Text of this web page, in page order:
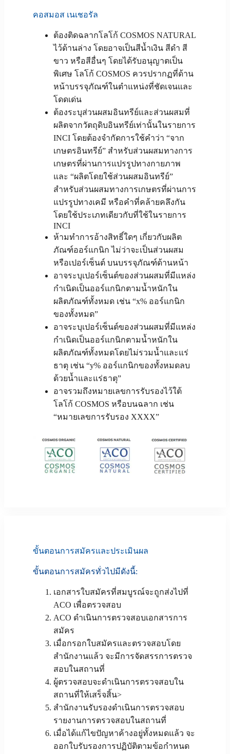
คอสมอส เนเชอรัล
ต้องติดฉลากโลโก้ COSMOS NATURAL
ไว้ด้านล่าง โดยอาจเป็นสีน้ำเงิน สีดำ สี
ขาว หรือสีอื่นๆ โดยได้รับอนุญาตเป็น
พิเศษ โลโก้ COSMOS ควรปรากฏที่ด้าน
หน้าบรรจุภัณฑ์ในตำแหน่งที่ชัดเจนและ
โดดเด่น
ต้องระบุส่วนผสมอินทรีย์และส่วนผสมที่
ผลิตจากวัตถุดิบอินทรีย์เท่านั้นในรายการ
INCI โดยต้องจำกัดการใช้คำว่า “จาก
เกษตรอินทรีย์” สำหรับส่วนผสมทางการ
เกษตรที่ผ่านการแปรรูปทางกายภาพ
และ “ผลิตโดยใช้ส่วนผสมอินทรีย์”
สำหรับส่วนผสมทางการเกษตรที่ผ่านการ
แปรรูปทางเคมี หรือคำที่คล้ายคลึงกัน
โดยใช้ประเภทเดียวกับที่ใช้ในรายการ
INCI
ห้ามทำการอ้างสิทธิ์ใดๆ เกี่ยวกับผลิต
ภัณฑ์ออร์แกนิก ไม่ว่าจะเป็นส่วนผสม
หรือเปอร์เซ็นต์ บนบรรจุภัณฑ์ด้านหน้า
อาจระบุเปอร์เซ็นต์ของส่วนผสมที่มีแหล่ง
กำเนิดเป็นออร์แกนิกตามน้ำหนักใน
ผลิตภัณฑ์ทั้งหมด เช่น “x% ออร์แกนิก
ของทั้งหมด”
อาจระบุเปอร์เซ็นต์ของส่วนผสมที่มีแหล่ง
กำเนิดเป็นออร์แกนิกตามน้ำหนักใน
ผลิตภัณฑ์ทั้งหมดโดยไม่รวมน้ำและแร่
ธาตุ เช่น “y% ออร์แกนิกของทั้งหมดลบ
ด้วยน้ำและแร่ธาตุ”
อาจรวมถึงหมายเลขการรับรองไว้ใต้
โลโก้ COSMOS หรือบนฉลาก เช่น
“หมายเลขการรับรอง XXXX”
ขั้นตอนการสมัครและประเมินผล
ขั้นตอนการสมัครทั่วไปมีดังนี้:
เอกสารใบสมัครที่สมบูรณ์จะถูกส่งไปที่
ACO เพื่อตรวจสอบ
ACO ดำเนินการตรวจสอบเอกสารการ
สมัคร
เมื่อกรอกใบสมัครและตรวจสอบโดย
สำนักงานแล้ว จะมีการจัดสรรการตรวจ
สอบในสถานที่
ผู้ตรวจสอบจะดำเนินการตรวจสอบใน
สถานที่ให้เสร็จสิ้น>
สำนักงานรับรองดำเนินการตรวจสอบ
รายงานการตรวจสอบในสถานที่
เมื่อได้แก้ไขปัญหาค้างอยู่ทั้งหมดแล้ว จะ
ออกใบรับรองการปฏิบัติตามข้อกำหนด